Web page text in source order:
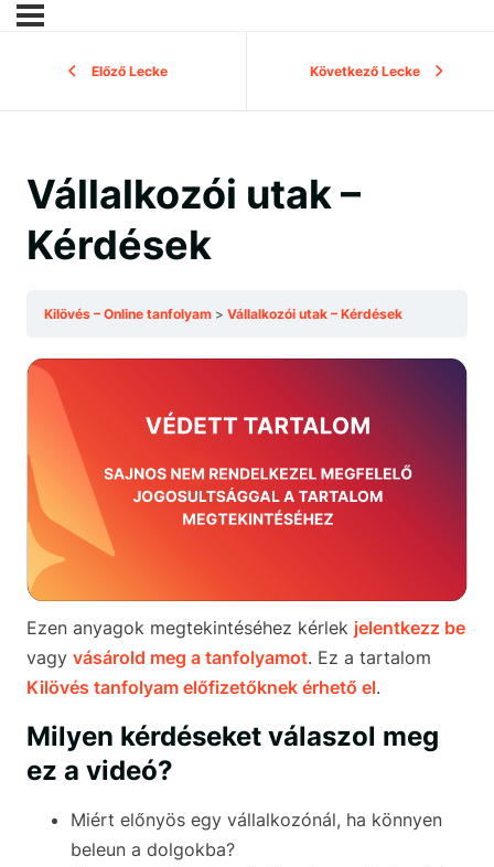
Előző Lecke Következő Lecke
Vállalkozói utak –
Kérdések
Kilövés – Online tanfolyam Vállalkozói utak – Kérdések
Ezen anyagok megtekintéséhez kérlek jelentkezz be
vagy vásárold meg a tanfolyamot. Ez a tartalom
Kilövés tanfolyam előfizetőknek érhető el.
Milyen kérdéseket válaszol meg
ez a videó?
Miért előnyös egy vállalkozónál, ha könnyen
beleun a dolgokba?